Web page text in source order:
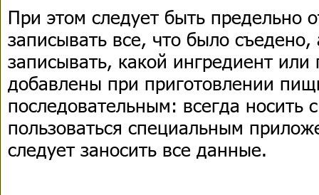
При этом следует быть предельно
записывать все, что было
записывать, какой ингредиент
добавлены при приготовлении
последовательным: всегда носить
пользоваться специальным
следует заносить все данные.